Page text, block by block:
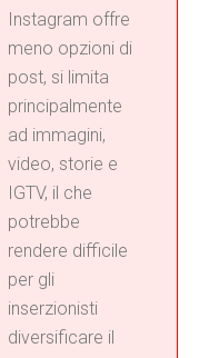
Instagram offre
meno opzioni di
post, si limita
principalmente
ad immagini,
video, storie e
IGTV, il che
potrebbe
rendere difficile
per gli
inserzionisti
diversificare il